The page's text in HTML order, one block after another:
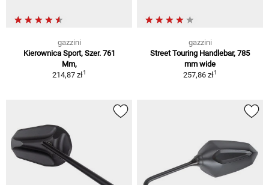
gazzini
Kierownica Sport, Szer. 761
Mm,
214,87 zł1
gazzini
Street Touring Handlebar, 785
mm wide
257,86 zł1